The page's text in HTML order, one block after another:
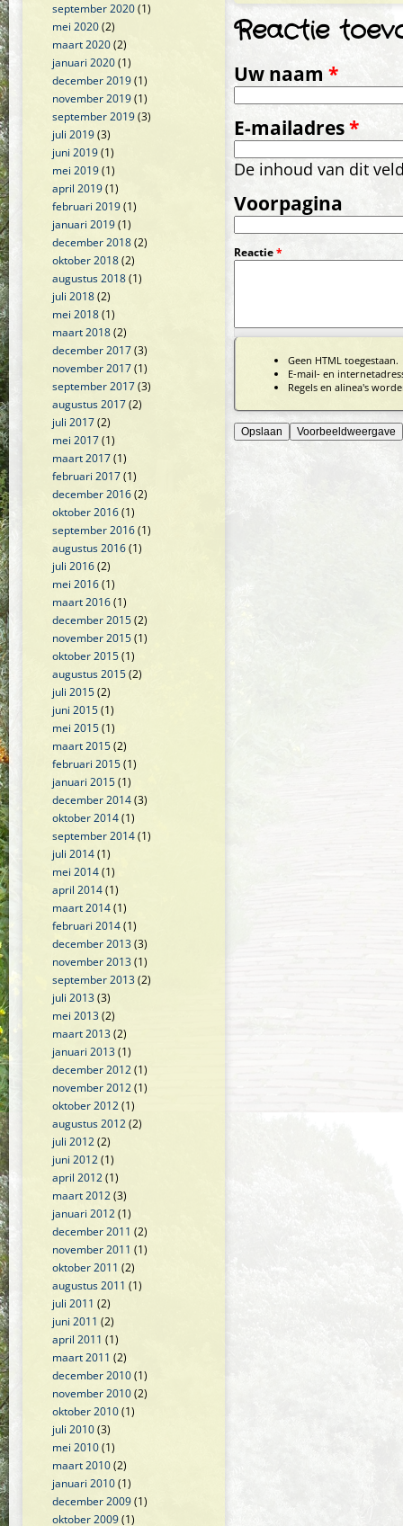
september 2020(1)
mei 2020(2)
maart 2020(2)
januari 2020(1)
december 2019(1)
november 2019(1)
september 2019(3)
juli 2019(3)
juni 2019(1)
mei 2019(1)
april 2019(1)
februari 2019(1)
januari 2019(1)
december 2018(2)
oktober 2018(2)
augustus 2018(1)
juli 2018(2)
mei 2018(1)
maart 2018(2)
december 2017(3)
november 2017(1)
september 2017(3)
augustus 2017(2)
juli 2017(2)
mei 2017(1)
maart 2017(1)
februari 2017(1)
december 2016(2)
oktober 2016(1)
september 2016(1)
augustus 2016(1)
juli 2016(2)
mei 2016(1)
maart 2016(1)
december 2015(2)
november 2015(1)
oktober 2015(1)
augustus 2015(2)
juli 2015(2)
juni 2015(1)
mei 2015(1)
maart 2015(2)
februari 2015(1)
januari 2015(1)
december 2014(3)
oktober 2014(1)
september 2014(1)
juli 2014(1)
mei 2014(1)
april 2014(1)
maart 2014(1)
februari 2014(1)
december 2013(3)
november 2013(1)
september 2013(2)
juli 2013(3)
mei 2013(2)
maart 2013(2)
januari 2013(1)
december 2012(1)
november 2012(1)
oktober 2012(1)
augustus 2012(2)
juli 2012(2)
juni 2012(1)
april 2012(1)
maart 2012(3)
januari 2012(1)
december 2011 (2)
november 2011 (1)
oktober 2011 (2)
augustus 2011 (1)
juli 2011 (2)
juni 2011 (2)
april 2011 (1)
maart 2011 (2)
december 2010(1)
november 2010(2)
oktober 2010(1)
juli 2010(3)
mei 2010(1)
maart 2010(2)
januari 2010(1)
december 2009(1)
oktober 2009(1)
Reactie
Uw naam *
E-mailadres*
De inhoud van dit
Voorpagina
Reactie*
Geen HTML toegestaan.
E-mail- en
Regels en alinea's